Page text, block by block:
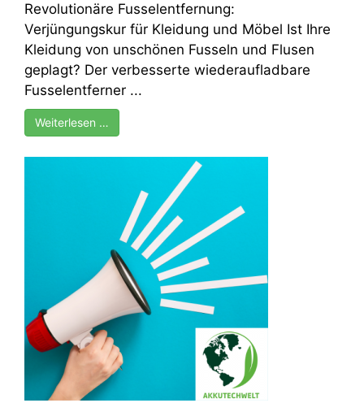
Revolutionäre Fusselentfernung:
Verjüngungskur für Kleidung und Möbel Ist Ihre
Kleidung von unschönen Fusseln und Flusen
geplagt? Der verbesserte wiederaufladbare
Fusselentferner ...
Weiterlesen …